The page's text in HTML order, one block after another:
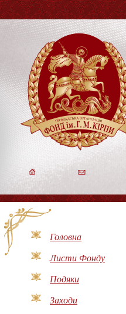
Головна
Листи Фонду
Подяки
Заходи